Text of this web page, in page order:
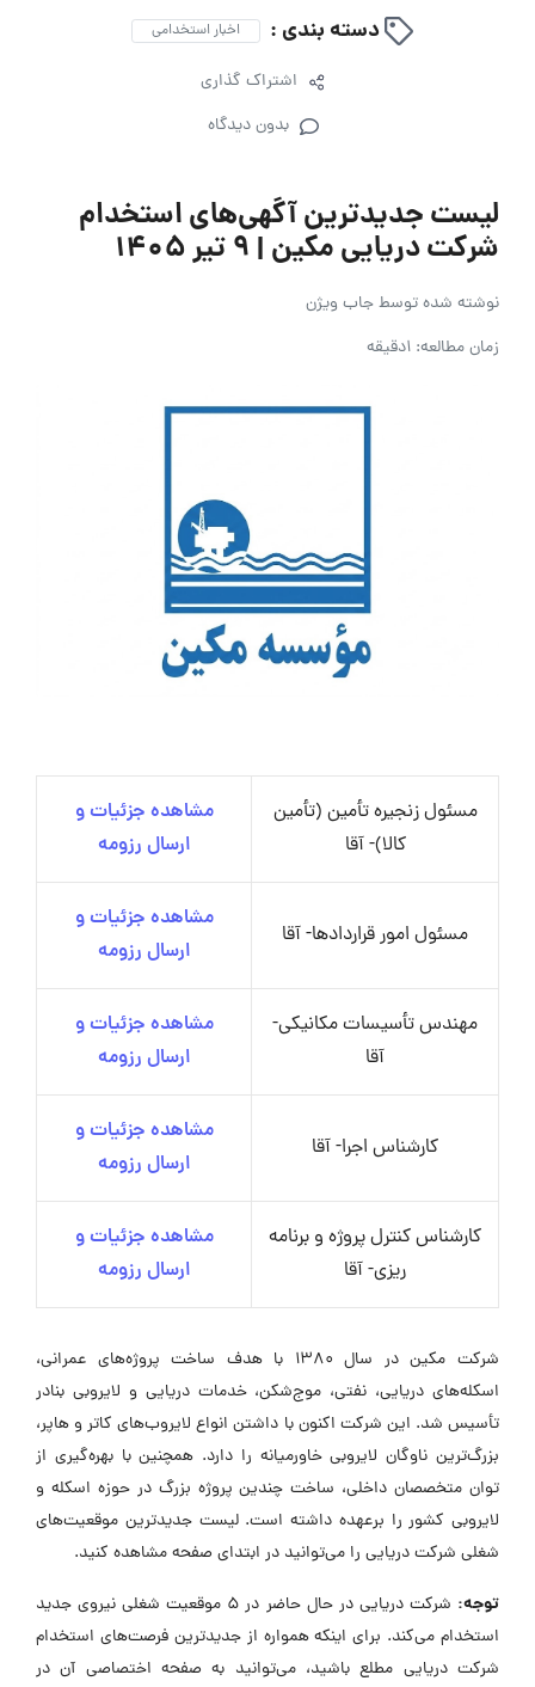
دسته بندی : اخبار استخدامی
اشتراک گذاری
بدون دیدگاه
لیست جدیدترین آگهی‌های استخدام
شرکت دریایی مکین | ۹ تیر ۱۴۰۵
نوشته شده توسطجاب ویژن
زمان مطالعه: 1دقیقه
مسئول زنجیره تأمین (تأمین
کالا)- آقا
مشاهده جزئیات و
ارسال رزومه
مسئول امور قراردادها- آقا
مشاهده جزئیات و
ارسال رزومه
مهندس تأسیسات مکانیکی-
آقا
مشاهده جزئیات و
ارسال رزومه
کارشناس اجرا- آقا
مشاهده جزئیات و
ارسال رزومه
کارشناس کنترل پروژه و برنامه
ریزی- آقا
مشاهده جزئیات و
ارسال رزومه
شرکت مکین در سال 1380 با هدف ساخت پروژه‌های عمرانی،
اسکله‌های دریایی، نفتی، موج‌شکن، خدمات دریایی و لایروبی بنادر
تأسیس شد. این شرکت اکنون با داشتن انواع لایروب‌های کاتر و هاپر،
بزرگ‌ترین ناوگان لایروبی خاورمیانه را دارد. همچنین با بهره‌گیری از
توان متخصصان داخلی، ساخت چندین پروژه بزرگ در حوزه اسکله و
لایروبی کشور را برعهده داشته است. لیست جدیدترین موقعیت‌های
شغلی شرکت دریایی را می‌توانید در ابتدای صفحه مشاهده کنید.
توجه:
شرکت دریایی در حال حاضر در ۵ موقعیت شغلی نیروی جدید
استخدام می‌کند. برای اینکه همواره از جدیدترین فرصت‌های استخدام
شرکت دریایی مطلع باشید، می‌توانید به صفحه اختصاصی آن در